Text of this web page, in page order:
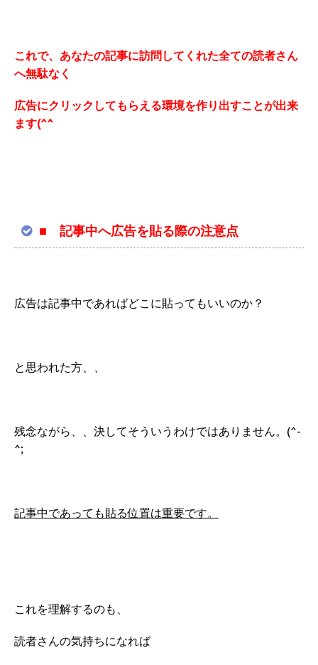
これで、あなたの記事に訪問してくれた全ての読者さん
へ無駄なく
広告にクリックしてもらえる環境を作り出すことが出来
ます(^^
■ 記事中へ広告を貼る際の注意点
広告は記事中であればどこに貼ってもいいのか？
と思われた方、、
残念ながら、、決してそういうわけではありません。(^-
^;
記事中であっても貼る位置は重要です。
これを理解するのも、
読者さんの気持ちになれば